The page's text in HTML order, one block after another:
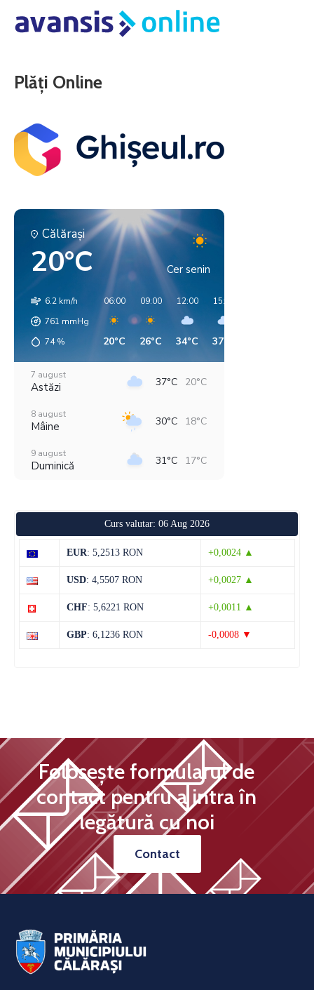
Plăți Online
Călăraşi
20°C Cer senin
6.2 km/h
761 mmHg
74%
06:00
20°C
09:00
26°C
12:00
34°C
15:00
37°C
7 august
Astăzi 37°C 20°C
8 august
Mâine 30°C 18°C
9 august
Duminică 31°C 17°C
37°C 19°C
Miercuri
13 august
Curs valutar: 06 Aug 2026
EUR: 5,2513 RON +0,0024 ▲
USD: 4,5507 RON +0,0027 ▲
CHF: 5,6221 RON +0,0011 ▲
GBP: 6,1236 RON -0,0008 ▼
Folosește formularul de
contact pentru a intra în
legătură cu noi
Contact